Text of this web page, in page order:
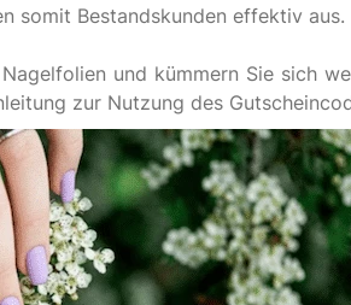
somit Bestandskunden effektiv aus.
und kümmern Sie sich